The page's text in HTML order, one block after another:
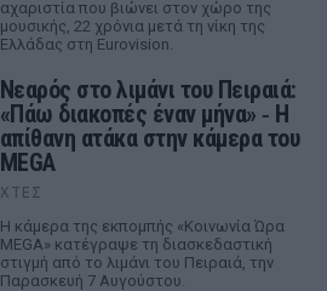
αχαριστία που βιώνει στον χώρο της
μουσικής, 22 χρόνια μετά τη νίκη της
Ελλάδας στη Eurovision.
Νεαρός στο λιμάνι του Πειραιά:
«Πάω διακοπές έναν μήνα» ‑ Η
απίθανη ατάκα στην κάμερα του
MEGA
ΧΤΕΣ
Η κάμερα της εκπομπής «Κοινωνία Ώρα
MEGA» κατέγραψε τη διασκεδαστική
στιγμή από το λιμάνι του Πειραιά, την
Παρασκευή 7 Αυγούστου.